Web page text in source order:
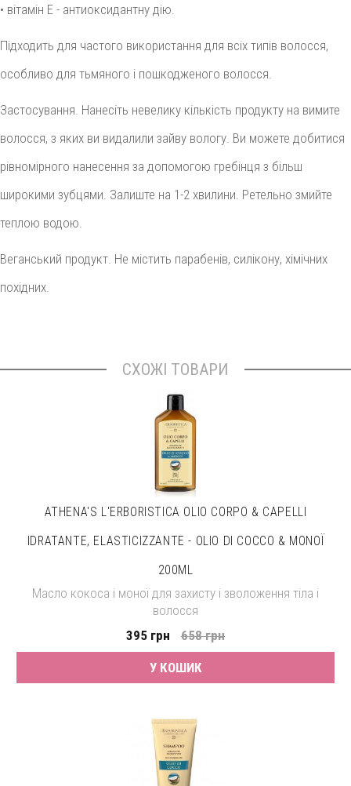
• вітамін Е - антиоксидантну дію.
Підходить для частого використання для всіх типів волосся,
особливо для тьмяного і пошкодженого волосся.
Застосування. Нанесіть невелику кількість продукту на вимите
волосся, з яких ви видалили зайву вологу. Ви можете добитися
рівномірного нанесення за допомогою гребінця з більш
широкими зубцями. Залиште на 1-2 хвилини. Ретельно змийте
теплою водою.
Веганський продукт. Не містить парабенів, силікону, хімічних
похідних.
СХОЖІ ТОВАРИ
ATHENA'S L'ERBORISTICA OLIO CORPO & CAPELLI
IDRATANTE, ELASTICIZZANTE - OLIO DI COCCO & MONOЇ
200ML
Масло кокоса і моної для захисту і зволоження тіла і
волосся
395 грн
658 грн
У КОШИК